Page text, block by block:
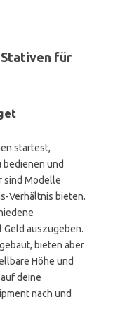
für
startest,
bedienen und
sind Modelle
Verhältnis bieten.
auszugeben.
bieten aber
Höhe und
deine
nach und